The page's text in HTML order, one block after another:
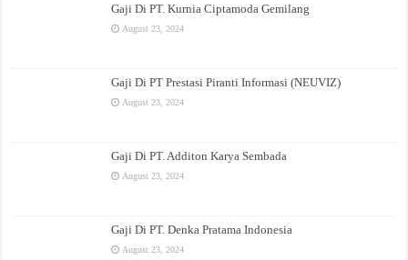
Gaji Di PT. Kurnia Ciptamoda Gemilang
August 23, 2024
Gaji Di PT Prestasi Piranti Informasi (NEUVIZ)
August 23, 2024
Gaji Di PT. Additon Karya Sembada
August 23, 2024
Gaji Di PT. Denka Pratama Indonesia
August 23, 2024